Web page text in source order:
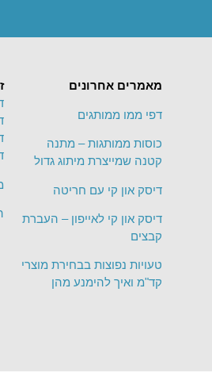
מאמרים אחרונים
דפי ממו ממותגים
כוסות ממותגות – מתנה
קטנה שמייצרת מיתוג גדול
דיסק און קי עם חריטה
דיסק און קי לאייפון – העברת
קבצים
טעויות נפוצות בבחירת מוצרי
קד"מ ואיך להימנע מהן